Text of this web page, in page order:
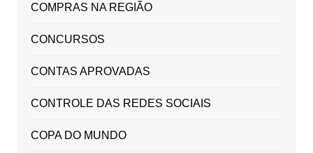
COMPRAS NA REGIÃO
CONCURSOS
CONTAS APROVADAS
CONTROLE DAS REDES SOCIAIS
COPA DO MUNDO